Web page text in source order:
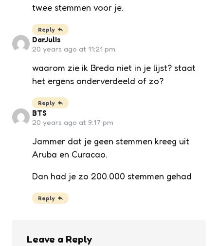
twee stemmen voor je.
Reply
DarJulIs
20 years ago at 11:21 pm
waarom zie ik Breda niet in je lijst? staat
het ergens onderverdeeld of zo?
Reply
BTS
20 years ago at 9:17 pm
Jammer dat je geen stemmen kreeg uit
Aruba en Curacao.
Dan had je zo 200.000 stemmen gehad
Reply
Leave a Reply